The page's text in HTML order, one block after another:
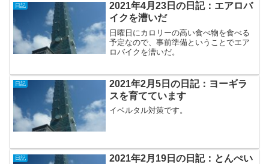
日記
2021年4月23日の日記：エアロバ
イクを漕いだ
日曜日にカロリーの高い食べ物を食べる
予定なので、事前準備ということでエア
ロバイクを漕いだ。
日記
2021年2月5日の日記：ヨーギラ
スを育てています
イベルタル対策です。
日記
2021年2月19日の日記：とんぺい